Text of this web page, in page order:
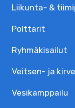
Liikunta- &
Polttarit
Ryhmäkisailut
Veitsen- ja
Vesikamppailu